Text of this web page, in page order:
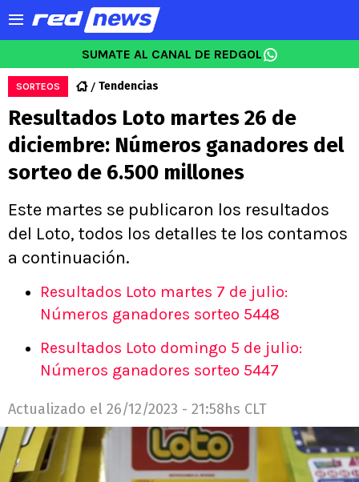
SUMATE AL CANAL DE REDGOL
SORTEOS Tendencias
Resultados Loto martes 26 de
diciembre: Números ganadores del
sorteo de 6.500 millones
Este martes se publicaron los resultados
del Loto, todos los detalles te los contamos
a continuación.
Resultados Loto martes 7 de julio:
Números ganadores sorteo 5448
Resultados Loto domingo 5 de julio:
Números ganadores sorteo 5447
Actualizado el 26/12/2023 - 21:58hs CLT